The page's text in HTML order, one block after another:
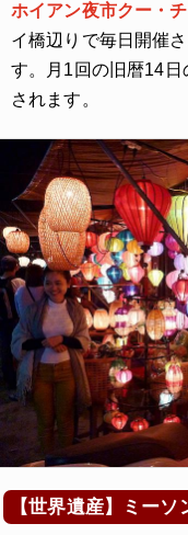
ホイアン夜市クー・
イ橋辺りで毎日開催さ
す。月1回の旧暦14日
されます。
【世界遺産】ミー